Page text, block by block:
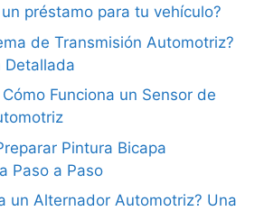
préstamo para tu vehículo?
de Transmisión Automotriz?
Detallada
Funciona un Sensor de
Pintura Bicapa
Paso a Paso
un Alternador Automotriz? Una